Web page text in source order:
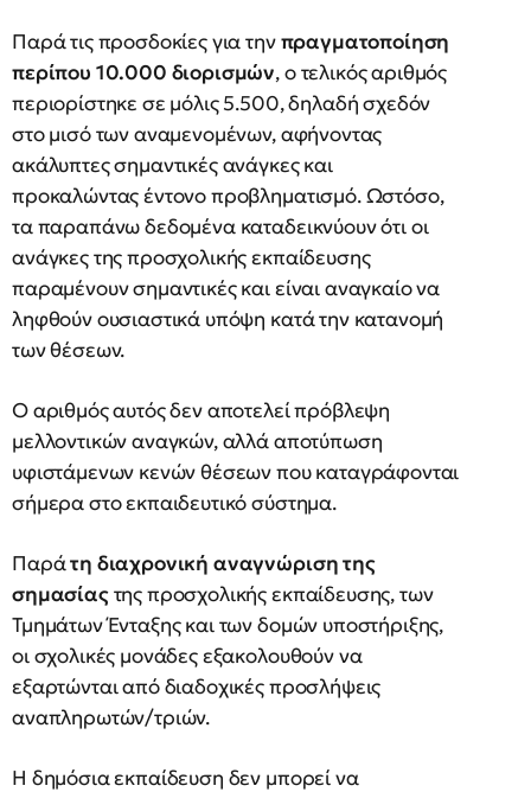
Παρά τις προσδοκίες για τηνπραγματοποίηση
περίπου 10.000 διορισμών, ο τελικός αριθμός
περιορίστηκε σε μόλις 5.500, δηλαδή σχεδόν
στο μισό των αναμενομένων, αφήνοντας
ακάλυπτες σημαντικές ανάγκες και
προκαλώντας έντονο προβληματισμό. Ωστόσο,
τα παραπάνω δεδομένα καταδεικνύουν ότι οι
ανάγκες της προσχολικής εκπαίδευσης
παραμένουν σημαντικές και είναι αναγκαίο να
ληφθούν ουσιαστικά υπόψη κατά την κατανομή
των θέσεων.
Ο αριθμός αυτός δεν αποτελεί πρόβλεψη
μελλοντικών αναγκών, αλλά αποτύπωση
υφιστάμενων κενών θέσεων που καταγράφονται
σήμερα στο εκπαιδευτικό σύστημα.
Παράτη διαχρονική αναγνώριση της
σημασίαςτης προσχολικής εκπαίδευσης, των
Τμημάτων Ένταξης και των δομών υποστήριξης,
οι σχολικές μονάδες εξακολουθούν να
εξαρτώνται από διαδοχικές προσλήψεις
αναπληρωτών/τριών.
Η δημόσια εκπαίδευση δεν μπορεί να